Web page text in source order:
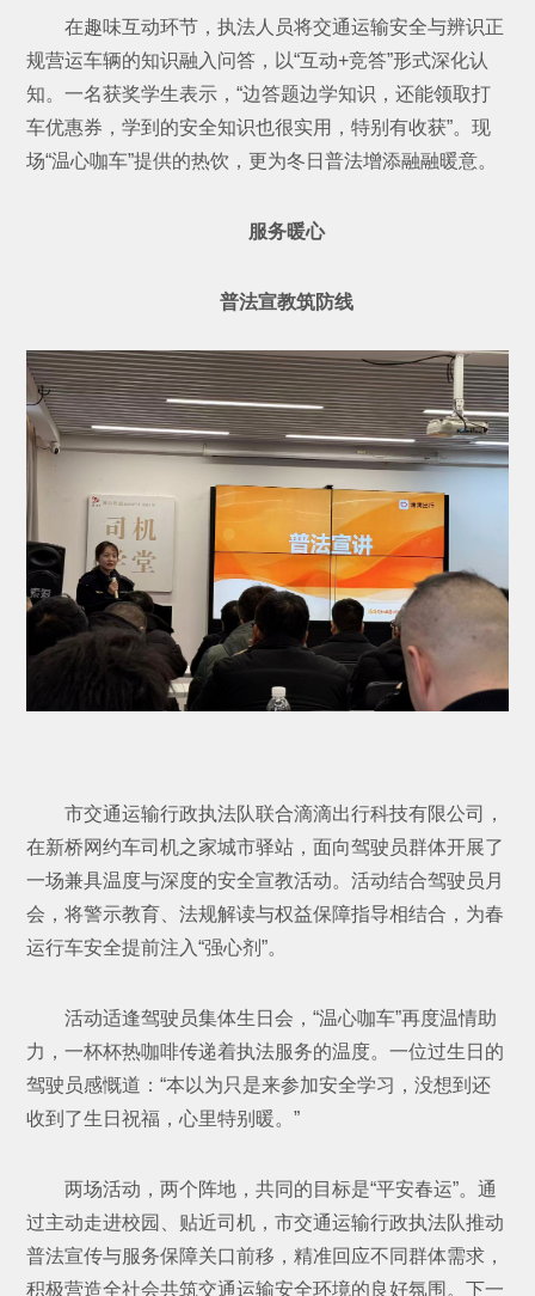
在趣味互动环节，执法人员将交通运输安全与辨识正
规营运车辆的知识融入问答，以“互动+竞答”形式深化认
知。一名获奖学生表示，“边答题边学知识，还能领取打
车优惠券，学到的安全知识也很实用，特别有收获”。现
场“温心咖车”提供的热饮，更为冬日普法增添融融暖意。
服务暖心
普法宣教筑防线
市交通运输行政执法队联合滴滴出行科技有限公司，
在新桥网约车司机之家城市驿站，面向驾驶员群体开展了
一场兼具温度与深度的安全宣教活动。活动结合驾驶员月
会，将警示教育、法规解读与权益保障指导相结合，为春
运行车安全提前注入“强心剂”。
活动适逢驾驶员集体生日会，“温心咖车”再度温情助
力，一杯杯热咖啡传递着执法服务的温度。一位过生日的
驾驶员感慨道：“本以为只是来参加安全学习，没想到还
收到了生日祝福，心里特别暖。”
两场活动，两个阵地，共同的目标是“平安春运”。通
过主动走进校园、贴近司机，市交通运输行政执法队推动
普法宣传与服务保障关口前移，精准回应不同群体需求，
积极营造全社会共筑交通运输安全环境的良好氛围。下一